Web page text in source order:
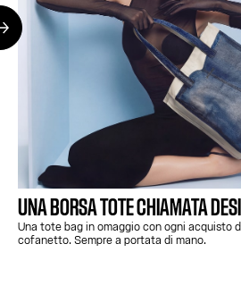
UNA BORSA TOTE CHIAMATA
Una tote bag in omaggio con ogni acquisto
cofanetto. Sempre a portata di mano.